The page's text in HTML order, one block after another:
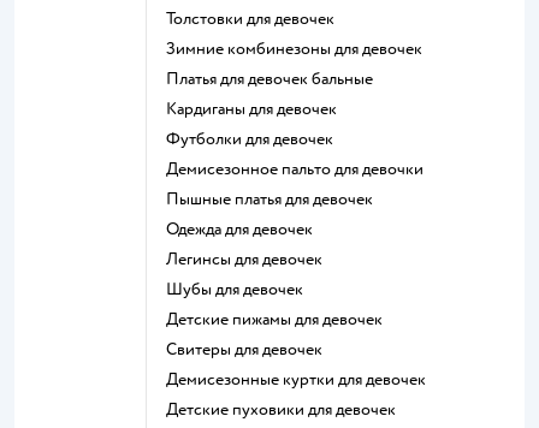
Толстовки для девочек
Зимние комбинезоны для девочек
Платья для девочек бальные
Кардиганы для девочек
Футболки для девочек
Демисезонное пальто для девочки
Пышные платья для девочек
Одежда для девочек
Легинсы для девочек
Шубы для девочек
Детские пижамы для девочек
Свитеры для девочек
Демисезонные куртки для девочек
Детские пуховики для девочек